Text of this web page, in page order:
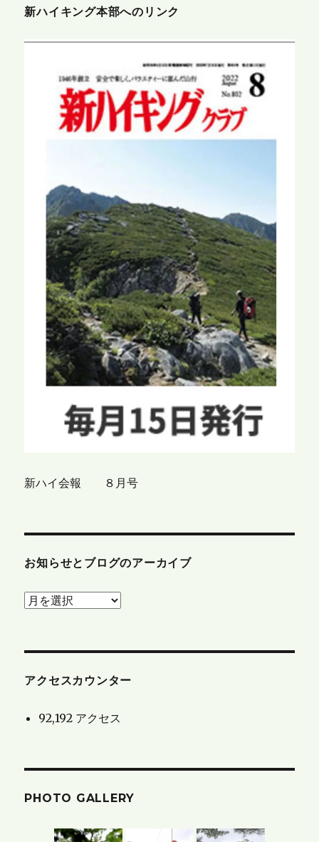
新ハイキング本部へのリンク
新ハイ会報 ８月号
お知らせとブログのアーカイブ
お
と
ロ
ー
アクセスカウンター
92,192 アクセス
PHOTO GALLERY